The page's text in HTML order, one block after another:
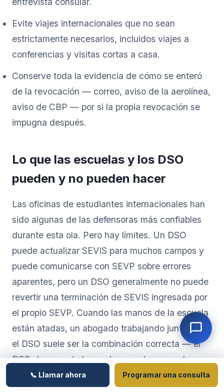
Evite viajes internacionales que no sean
estrictamente necesarios, incluidos viajes a
conferencias y visitas cortas a casa.
Conserve toda la evidencia de cómo se enteró
de la revocación — correo, aviso de la aerolínea,
aviso de CBP — por si la propia revocación se
impugna después.
Lo que las escuelas y los DSO
pueden y no pueden hacer
Las oficinas de estudiantes internacionales han
sido algunas de las defensoras más confiables
durante esta ola. Pero hay límites. Un DSO
puede actualizar SEVIS para muchos campos y
puede comunicarse con SEVP sobre errores
aparentes, pero un DSO generalmente no puede
revertir una terminación de SEVIS ingresada por
el propio SEVP. Cuando las manos de la escuela
están atadas, un abogado trabajando junto con
el DSO suele ser la combinación correcta — el
DSO documenta lo que la escuela ve en el
registro, y el abogado maneja la impugnación
📞 Llamar ahora Programar una consulta